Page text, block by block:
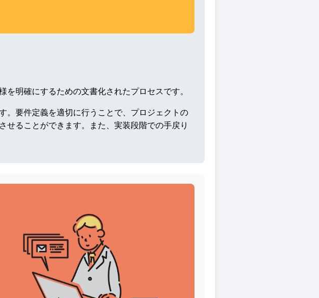
明確にするための文書化されたプロセスです。
。要件定義を適切に行うことで、プロジェクトの
せることができます。また、実装段階での手戻り